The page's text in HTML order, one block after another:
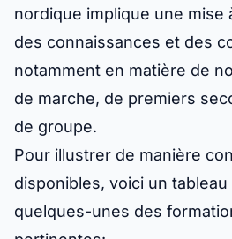
nordique implique une mise
des connaissances et des
notamment en matière de
de marche, de premiers
de groupe.
Pour illustrer de manière
disponibles, voici un tableau
quelques-unes des